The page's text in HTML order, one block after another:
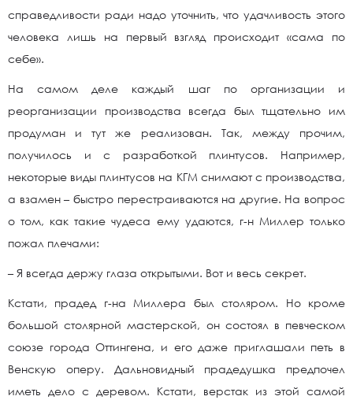
справедливости ради надо уточнить, что удачливость этого
человека лишь на первый взгляд происходит «сама по
себе».
На самом деле каждый шаг по организации и
реорганизации производства всегда был тщательно им
продуман и тут же реализован. Так, между прочим,
получилось и с разработкой плинтусов. Например,
некоторые виды плинтусов на КГМ снимают с производства,
а взамен – быстро перестраиваются на другие. На вопрос
о том, как такие чудеса ему удаются, г-н Миллер только
пожал плечами:
– Я всегда держу глаза открытыми. Вот и весь секрет.
Кстати, прадед г-на Миллера был столяром. Но кроме
большой столярной мастерской, он состоял в певческом
союзе города Оттингена, и его даже приглашали петь в
Венскую оперу. Дальновидный прадедушка предпочел
иметь дело с деревом. Кстати, верстак из этой самой